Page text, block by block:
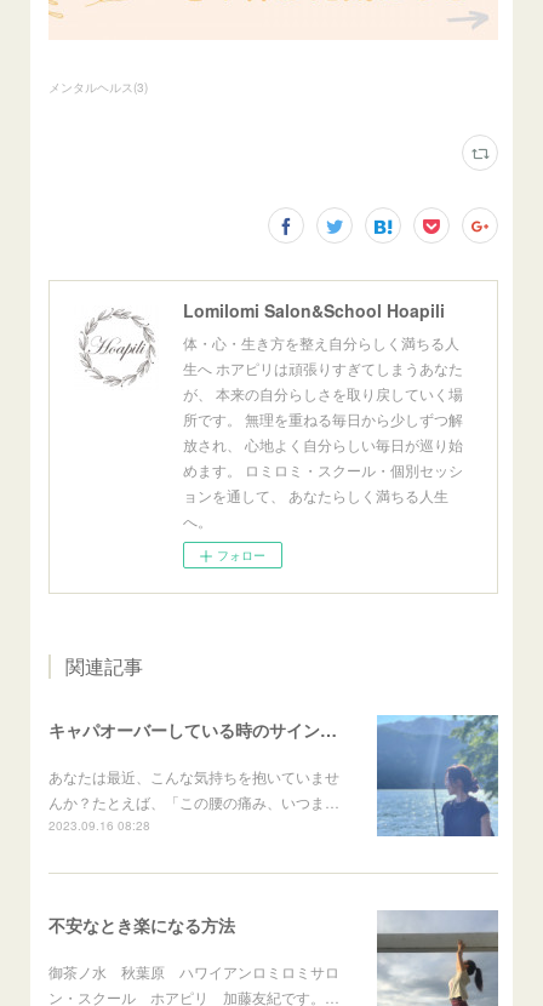
メンタルヘルス(3)
Lomilomi Salon&School Hoapili
体・心・生き方を整え自分らしく満ちる人
生へ ホアピリは頑張りすぎてしまうあなた
が、 本来の自分らしさを取り戻していく場
所です。 無理を重ねる毎日から少しずつ解
放され、 心地よく自分らしい毎日が巡り始
めます。 ロミロミ・スクール・個別セッシ
ョンを通して、 あなたらしく満ちる人生
へ。
フォロー
関連記事
キャパオーバーしている時のサインとは？
あなたは最近、こんな気持ちを抱いていませ
んか？たとえば、「この腰の痛み、いつま…
2023.09.16 08:28
不安なとき楽になる方法
御茶ノ水 秋葉原 ハワイアンロミロミサロ
ン・スクール ホアピリ 加藤友紀です。…